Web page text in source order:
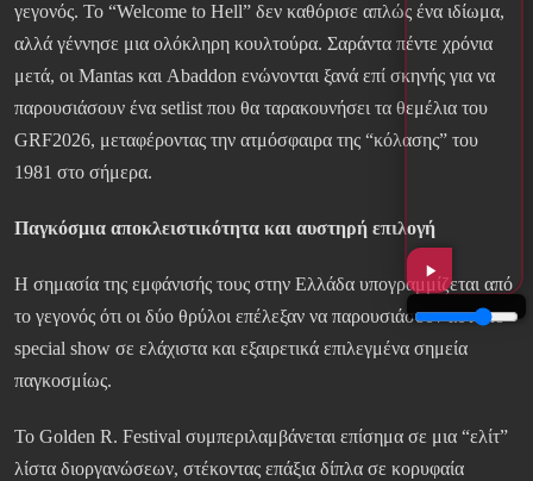
γεγονός. Το “Welcome to Hell” δεν καθόρισε απλώς ένα ιδίωμα,
αλλά γέννησε μια ολόκληρη κουλτούρα. Σαράντα πέντε χρόνια
μετά, οι Mantas και Abaddon ενώνονται ξανά επί σκηνής για να
παρουσιάσουν ένα setlist που θα ταρακουνήσει τα θεμέλια του
GRF2026, μεταφέροντας την ατμόσφαιρα της “κόλασης” του
1981 στο σήμερα.
Παγκόσμια αποκλειστικότητα και αυστηρή επιλογή
Η σημασία της εμφάνισής τους στην Ελλάδα υπογραμμίζεται από
το γεγονός ότι οι δύο θρύλοι επέλεξαν να παρουσιάσουν αυτό το
special show σε ελάχιστα και εξαιρετικά επιλεγμένα σημεία
παγκοσμίως.
Το Golden R. Festival συμπεριλαμβάνεται επίσημα σε μια “ελίτ”
λίστα διοργανώσεων, στέκοντας επάξια δίπλα σε κορυφαία